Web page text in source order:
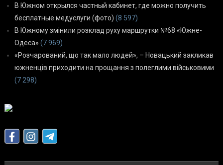
В Южном открылся частный кабинет, где можно получить
бесплатные медуслуги (фото) (8 597)
В Южному змінили розклад руху маршрутки №68 «Южне-
Одеса» (7 969)
«Розчарований, що так мало людей», – Новацький закликав
южненців приходити на прощання з полеглими військовими
(7 298)